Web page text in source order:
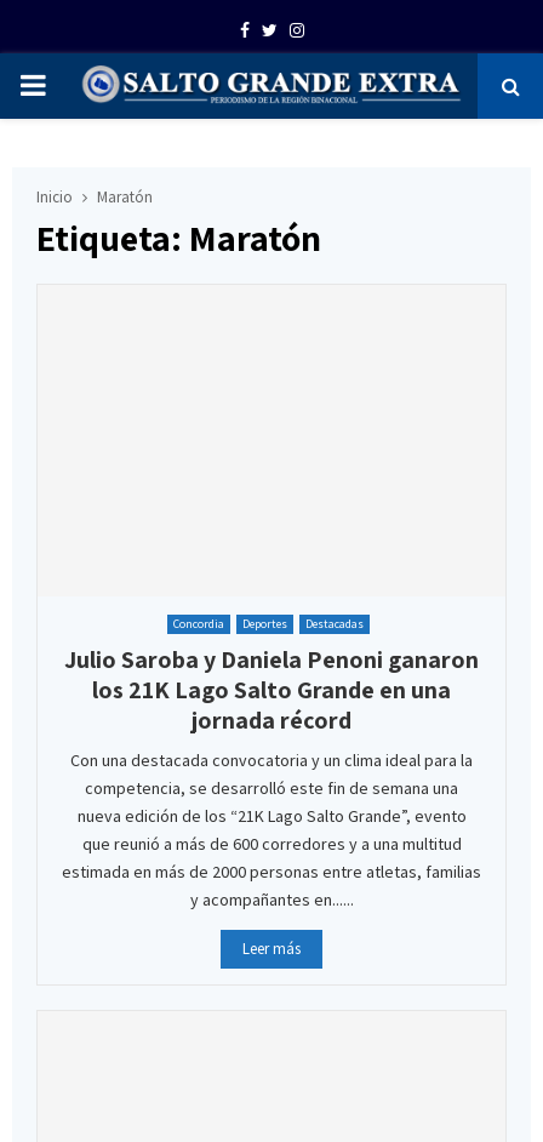
Facebook
TwitterInstagram
PRIMARY
Inicio Maratón
Etiqueta: Maratón
Concordia Deportes Destacadas
Julio Saroba y Daniela Penoni ganaron
los 21K Lago Salto Grande en una
jornada récord
Con una destacada convocatoria y un clima ideal para la
competencia, se desarrolló este fin de semana una
nueva edición de los “21K Lago Salto Grande”, evento
que reunió a más de 600 corredores y a una multitud
estimada en más de 2000 personas entre atletas, familias
y acompañantes en......
Leer más